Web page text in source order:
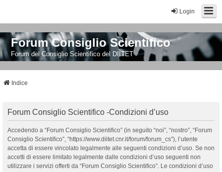
Login
Forum Consiglio Scientifico
Forum del Consiglio Scientifico del DIITET
Indice
Forum Consiglio Scientifico -Condizioni d’uso
Accedendo a “Forum Consiglio Scientifico” (in seguito “noi”, “nostro”, “Forum
Consiglio Scientifico”, “https://www.diitet.cnr.it/forum/forum_cs”), l’utente
accetta di essere vincolato legalmente alle seguenti condizioni d’uso. Se non
accetti di essere limitato legalmente dalle condizioni d’uso seguenti non
utilizzare i servizi offerti da “Forum Consiglio Scientifico”. Le condizioni d’uso